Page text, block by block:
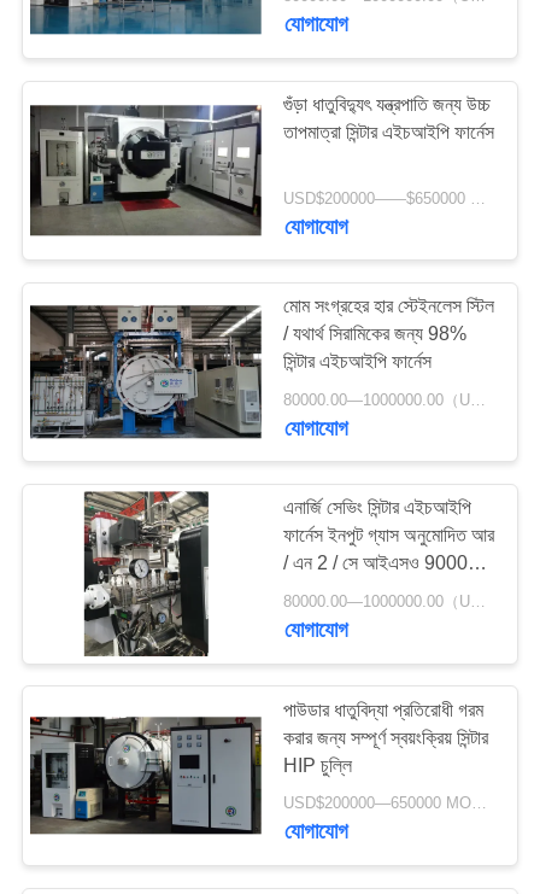
যোগাযোগ
গুঁড়া ধাতুবিদ্যুৎ যন্ত্রপাতি জন্য উচ্চ
তাপমাত্রা সিন্টার এইচআইপি ফার্নেস
যোগাযোগ
মোম সংগ্রহের হার স্টেইনলেস স্টিল
/ যথার্থ সিরামিকের জন্য 98%
সিন্টার এইচআইপি ফার্নেস
80000.00—1000000.00（USD） MOQ:1 বিন্যাস করুন
যোগাযোগ
এনার্জি সেভিং সিন্টার এইচআইপি
ফার্নেস ইনপুট গ্যাস অনুমোদিত আর
/ এন 2 / সে আইএসও 90000
অনুমোদিত হয়েছে
80000.00—1000000.00（USD） MOQ:1 বিন্যাস করুন
যোগাযোগ
পাউডার ধাতুবিদ্যা প্রতিরোধী গরম
করার জন্য সম্পূর্ণ স্বয়ংক্রিয় সিন্টার
HIP চুল্লি
USD$200000—650000 MOQ:1 সেট
যোগাযোগ